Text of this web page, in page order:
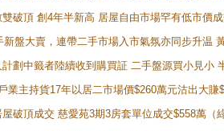
破頂 創4年半新高 居屋自由市場罕有低市價
新盤大賣，連帶二手市場入市氣氛亦同步升温
劃中籤者陸續收到購買証 二手盤源買小見小
業主持貨17年以居二市場價$260萬元沽出大賺
破頂成交 慈愛苑3期3房套單位成交$558萬（